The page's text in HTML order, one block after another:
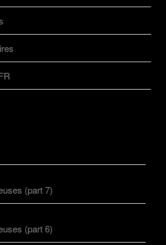
(part 7)
(part 6)